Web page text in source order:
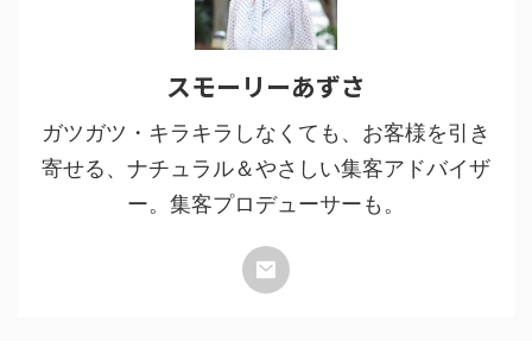
スモーリーあずさ
ガツガツ・キラキラしなくても、お客様を引き
寄せる、ナチュラル＆やさしい集客アドバイザ
ー。集客プロデューサーも。